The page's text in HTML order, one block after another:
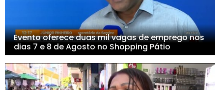
Evento oferece duas mil vagas de emprego nos
dias 7 e 8 de Agosto no Shopping Pátio